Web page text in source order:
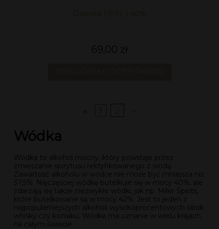
69,00 zł
Wódka
Wódka to alkohol mocny, który powstaje przez
zmieszanie spirytusu rektyfikowanego z wodą.
Zawartość alkoholu w wódce nie może być mniejsza niż
37,5%. Najczęściej wódkę butelkuje się w mocy 40%, ale
zdarzają się także niezwykłe wódki, jak np. Miler Spirits,
które butelkowane są w mocy 42%. Jest to jeden z
najpopularniejszych alkoholi wysokoprocentowych obok
whisky czy koniaku. Wódka ma uznanie w wielu krajach
na całym świecie.